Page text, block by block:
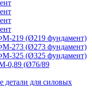
219 (Ø219 фундамент)
273 (Ø273 фундамент)
325 (Ø325 фундамент)
0,89 (Ø76/89
для силовых